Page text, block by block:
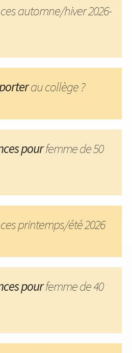
automne/hiver 2026-
au collège ?
pourfemme de 50
printemps/été 2026
pourfemme de 40